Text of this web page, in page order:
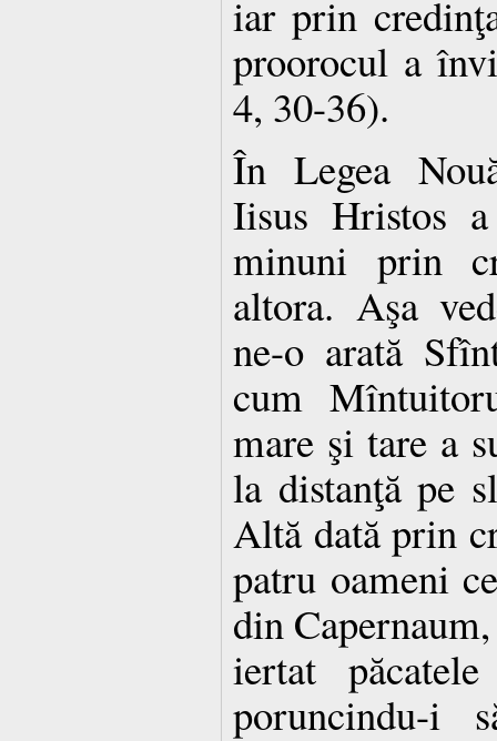
iar prin
proorocul a
4, 30-36).
În Legea
Iisus Hristos
minuni prin
altora. Aşa
ne-o arată
cum
mare şi tare a
la distanţă pe
Altă dată prin
patru oameni
din
iertat
poruncindu-